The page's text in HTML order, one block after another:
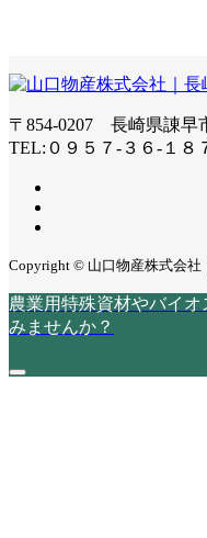
〒854-0207 長崎県諌早
TEL:０９５７-３６-１
Copyright © 山口物産株式会社
農業用特殊資材やバイ
みませんか？